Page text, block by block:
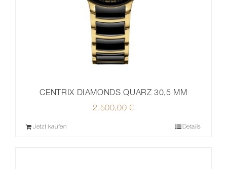
CENTRIX DIAMONDS QUARZ 30,5 MM
2.500,00€
Jetzt kaufen Details